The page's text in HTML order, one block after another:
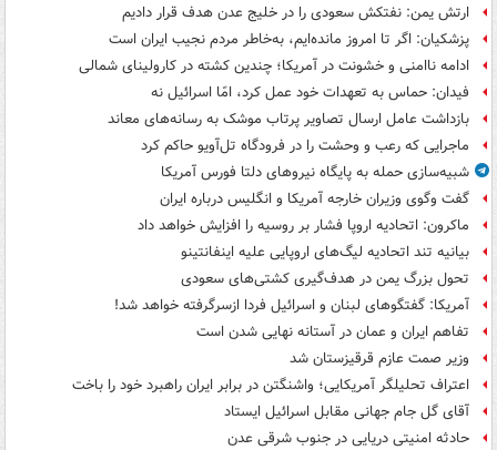
ارتش یمن: نفتکش سعودی را در خلیج عدن هدف قرار دادیم
پزشکیان: اگر تا امروز مانده‌ایم، به‌خاطر مردم نجیب ایران است
ادامه ناامنی و خشونت در آمریکا؛ چندین کشته در کارولینای شمالی
فیدان: حماس به تعهدات خود عمل کرد، امّا اسرائیل نه
بازداشت عامل ارسال تصاویر پرتاب موشک به رسانه‌های معاند
ماجرایی که رعب و وحشت را در فرودگاه تل‌آویو حاکم کرد
شبیه‌سازی حمله به پایگاه نیروهای دلتا فورس آمریکا
گفت وگوی وزیران خارجه آمریکا و انگلیس درباره ایران
ماکرون: اتحادیه اروپا فشار بر روسیه را افزایش خواهد داد
بیانیه تند اتحادیه لیگ‌های اروپایی علیه اینفانتینو
تحول بزرگ یمن در هدف‌گیری کشتی‌های سعودی
آمریکا: گفتگوهای لبنان و اسرائیل فردا ازسرگرفته خواهد شد!
تفاهم ایران و عمان در آستانه نهایی شدن است
وزیر صمت عازم قرقیزستان شد
اعتراف تحلیلگر آمریکایی؛ واشنگتن در برابر ایران راهبرد خود را باخت
آقای گل جام جهانی مقابل اسرائیل ایستاد
حادثه امنیتی دریایی در جنوب شرقی عدن